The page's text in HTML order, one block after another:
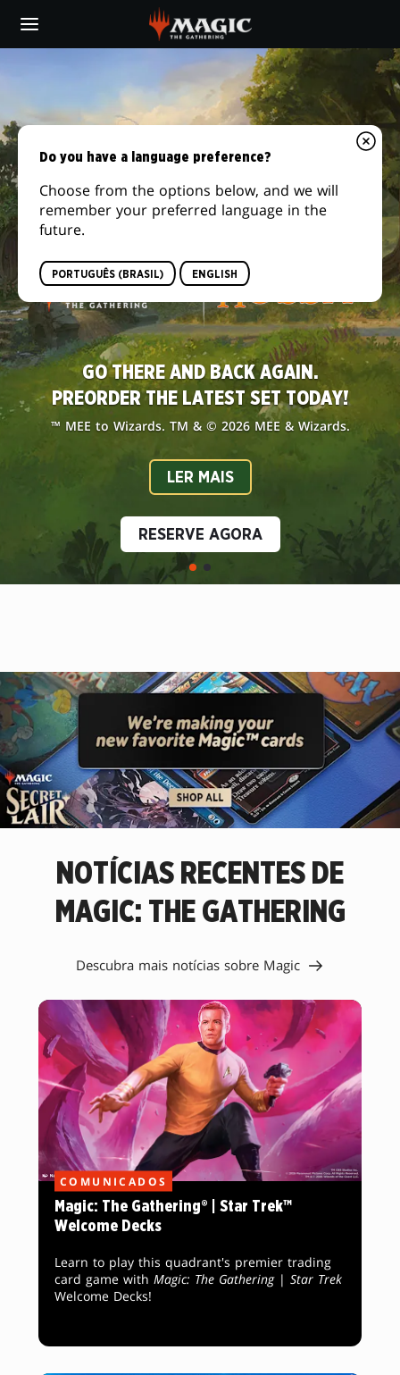
main
MAGIC:
GATHERING
A ESCOLA FICOU SÉRIA. DISPONÍVEL AGORA
EM TODO O MUNDO!
LER MAIS
COMPRE AGORA
GO THERE AND BACK AGAIN.
PREORDER THE LATEST SET TODAY!
™ MEE to Wizards. TM & © 2026 MEE & Wizards.
LER MAIS
RESERVE AGORA
A ESCOLA FICOU SÉRIA. DISPONÍVEL AGORA
EM TODO O MUNDO!
LER MAIS
COMPRE AGORA
GO THERE AND BACK AGAIN.
PREORDER THE LATEST SET TODAY!
™ MEE to Wizards. TM & © 2026 MEE & Wizards.
LER MAIS
RESERVE AGORA
SECRET
LAIR
–
WE'RE
MAKING
YOUR
NEW
FAVORITE
NOTÍCIAS RECENTES DE
MAGIC: THE GATHERING
Descubra mais notícias sobre Magic
COMUNICADOS
Magic: The Gathering® | Star Trek™
Welcome Decks
Learn to play this quadrant's premier trading
card game with Magic: The Gathering| Star Trek
Welcome Decks!
Do you have a language preference?
Choose from the options below, and we will
remember your preferred language in the
future.
PORTUGUÊS (BRASIL) ENGLISH